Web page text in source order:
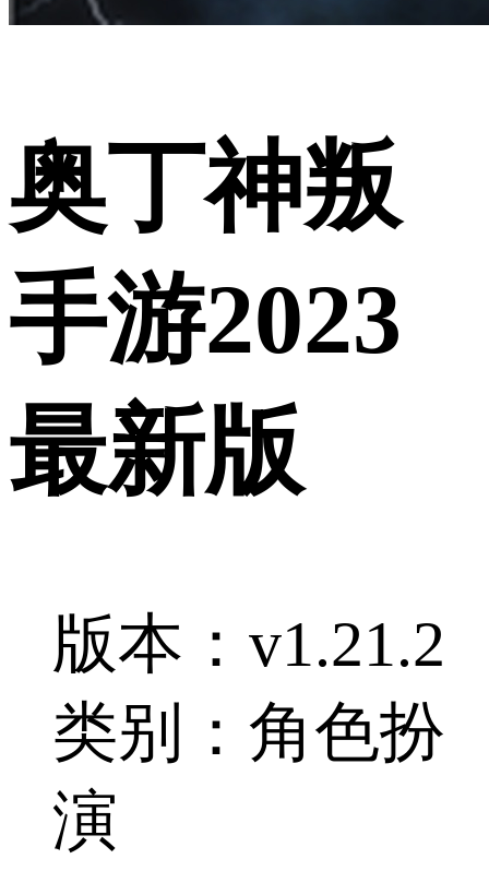
奥丁神叛
手游2023
最新版
版本：v1.21.2
类别：角色扮
演